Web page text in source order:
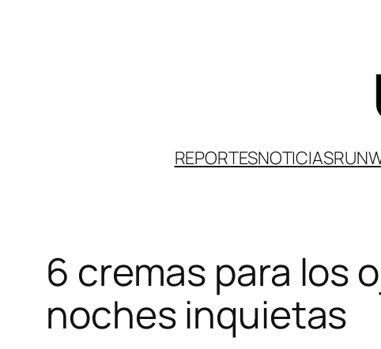
REPORTESNOTICIAS
6 cremas para los
noches inquietas